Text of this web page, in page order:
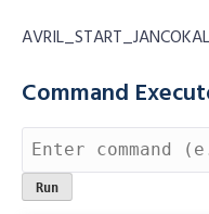
Command